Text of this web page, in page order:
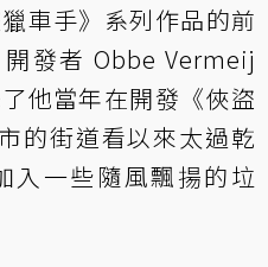
車手》系列作品的前
發者 Obbe Vermeij
他當年在開發《俠盜
的街道看以來太過乾
入一些隨風飄揚的垃